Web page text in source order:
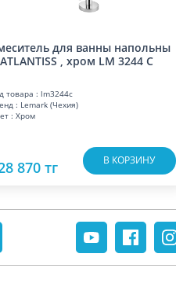
для ванны напольны
, хром LM 3244 C
товара : lm3244c
: Lemark (Чехия)
: Хром
870 тг В КОРЗИНУ